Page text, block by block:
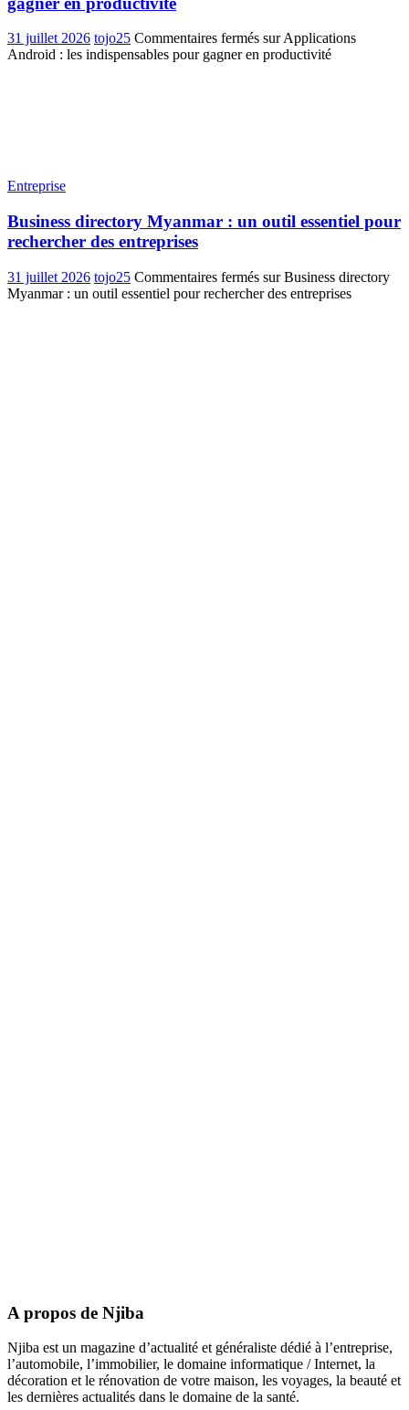
31 juillet 2026 tojo25 Commentaires fermés sur Applications
Android : les indispensables pour gagner en productivité
Entreprise
Business directory Myanmar : un outil essentiel pour
rechercher des entreprises
31 juillet 2026 tojo25 Commentaires fermés sur Business directory
Myanmar : un outil essentiel pour rechercher des entreprises
A propos de Njiba
Njiba est un magazine d’actualité et généraliste dédié à l’entreprise,
l’automobile, l’immobilier, le domaine informatique / Internet, la
décoration et le rénovation de votre maison, les voyages, la beauté et
les dernières actualités dans le domaine de la santé.